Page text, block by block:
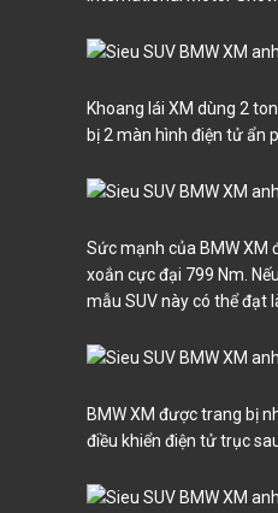
Khoang lái XM dùng 2
bị 2 màn hình điện tử ẩn
Sức mạnh của BMW XM
xoắn cực đại 799 Nm.
mẫu SUV này có thể đạt
BMW XM được trang bị
điều khiển điện tử trục